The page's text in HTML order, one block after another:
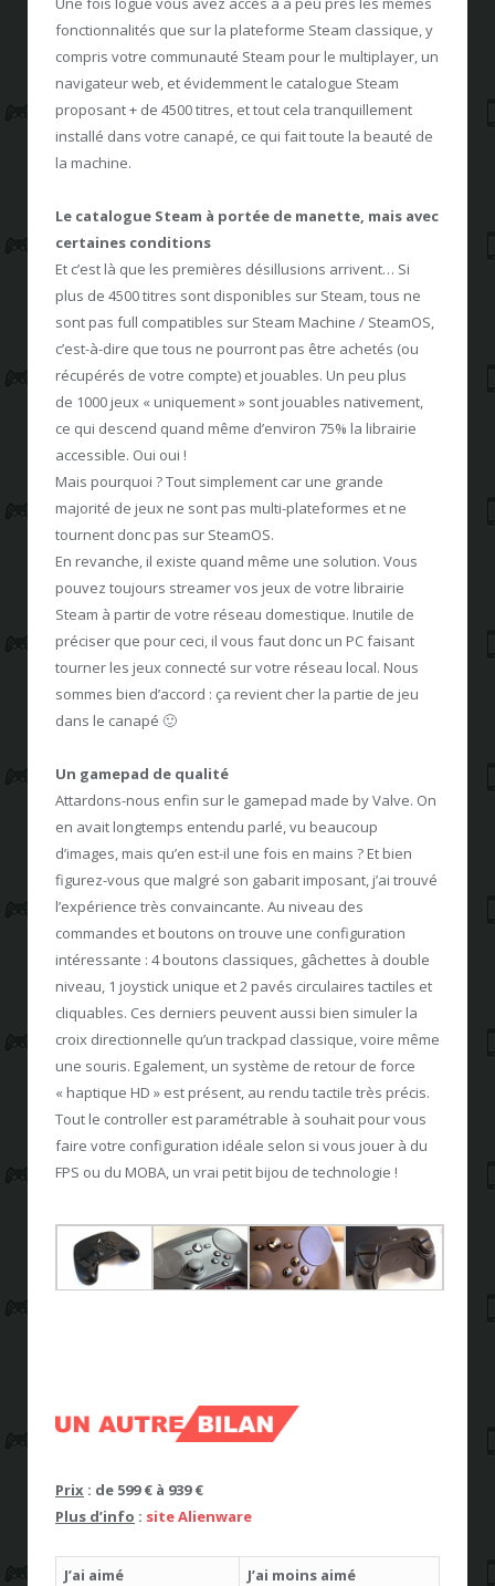
fonctionnalités que sur la plateforme Steam classique, y
compris votre communauté Steam pour le multiplayer, un
navigateur web, et évidemment le catalogue Steam
proposant + de 4500 titres, et tout cela tranquillement
installé dans votre canapé, ce qui fait toute la beauté de
la machine.
Le catalogue Steam à portée de manette, mais avec
certaines conditions
Et c’est là que les premières désillusions arrivent… Si
plus de 4500 titres sont disponibles sur Steam, tous ne
sont pas full compatibles sur Steam Machine / SteamOS,
c’est-à-dire que tous ne pourront pas être achetés (ou
récupérés de votre compte) et jouables. Un peu plus
de 1000 jeux « uniquement » sont jouables nativement,
ce qui descend quand même d’environ 75% la librairie
accessible. Oui oui !
Mais pourquoi ? Tout simplement car une grande
majorité de jeux ne sont pas multi-plateformes et ne
tournent donc pas sur SteamOS.
En revanche, il existe quand même une solution. Vous
pouvez toujours streamer vos jeux de votre librairie
Steam à partir de votre réseau domestique. Inutile de
préciser que pour ceci, il vous faut donc un PC faisant
tourner les jeux connecté sur votre réseau local. Nous
sommes bien d’accord : ça revient cher la partie de jeu
dans le canapé 🙂
Un gamepad de qualité
Attardons-nous enfin sur le gamepad made by Valve. On
en avait longtemps entendu parlé, vu beaucoup
d’images, mais qu’en est-il une fois en mains ? Et bien
figurez-vous que malgré son gabarit imposant, j’ai trouvé
l’expérience très convaincante. Au niveau des
commandes et boutons on trouve une configuration
intéressante : 4 boutons classiques, gâchettes à double
niveau, 1 joystick unique et 2 pavés circulaires tactiles et
cliquables. Ces derniers peuvent aussi bien simuler la
croix directionnelle qu’un trackpad classique, voire même
une souris. Egalement, un système de retour de force
« haptique HD » est présent, au rendu tactile très précis.
Tout le controller est paramétrable à souhait pour vous
faire votre configuration idéale selon si vous jouer à du
FPS ou du MOBA, un vrai petit bijou de technologie !
Prix : de 599 € à 939 €
Plus d’info : site Alienware
J’ai aimé
J’ai moins aimé